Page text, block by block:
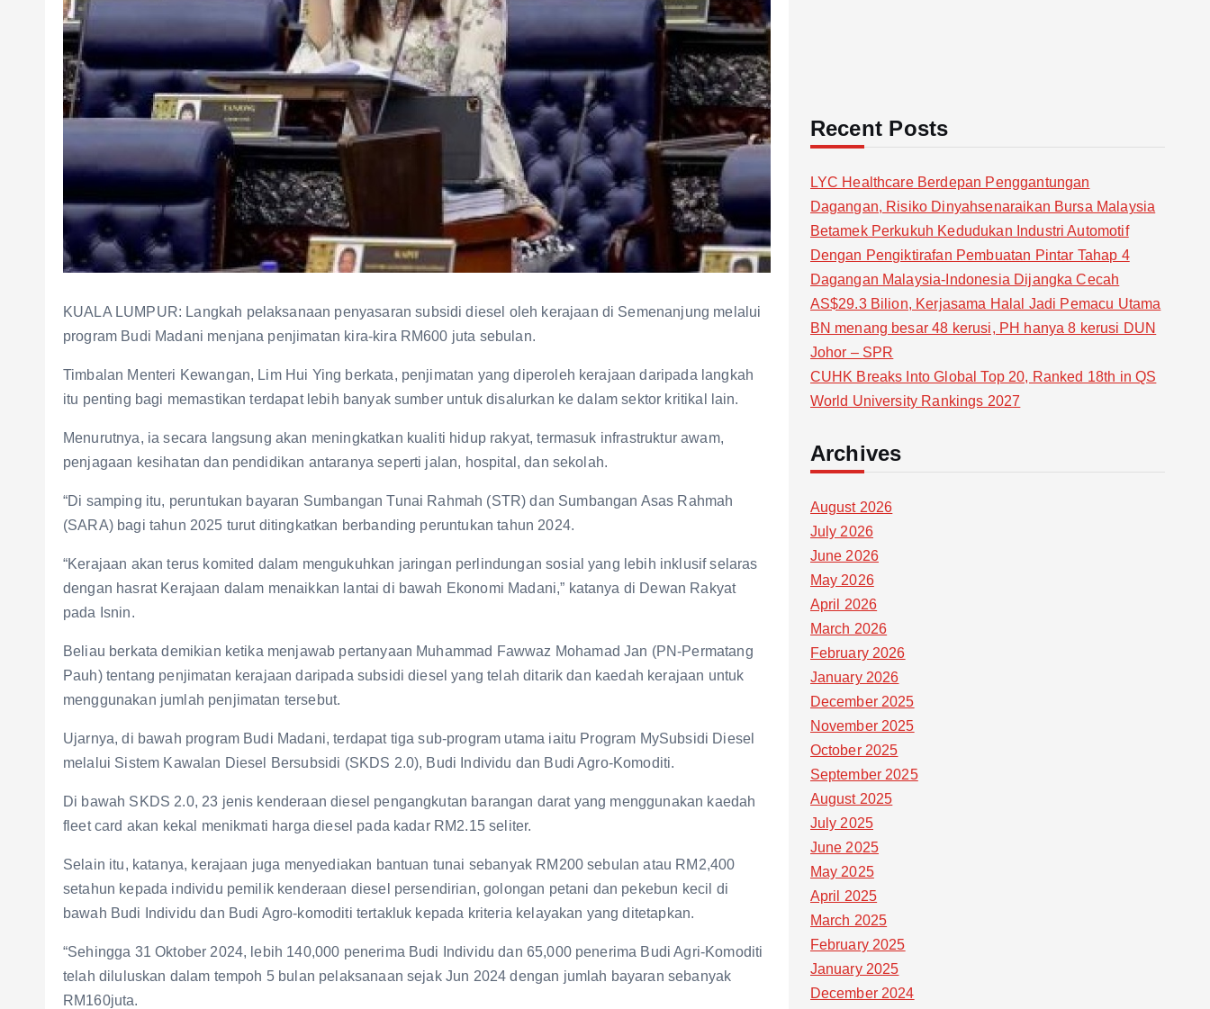
KUALA LUMPUR: Langkah pelaksanaan penyasaran subsidi diesel oleh kerajaan di Semenanjung melalui
program Budi Madani menjana penjimatan kira-kira RM600 juta sebulan.
Timbalan Menteri Kewangan, Lim Hui Ying berkata, penjimatan yang diperoleh kerajaan daripada langkah
itu penting bagi memastikan terdapat lebih banyak sumber untuk disalurkan ke dalam sektor kritikal lain.
Menurutnya, ia secara langsung akan meningkatkan kualiti hidup rakyat, termasuk infrastruktur awam,
penjagaan kesihatan dan pendidikan antaranya seperti jalan, hospital, dan sekolah.
“Di samping itu, peruntukan bayaran Sumbangan Tunai Rahmah (STR) dan Sumbangan Asas Rahmah
(SARA) bagi tahun 2025 turut ditingkatkan berbanding peruntukan tahun 2024.
“Kerajaan akan terus komited dalam mengukuhkan jaringan perlindungan sosial yang lebih inklusif selaras
dengan hasrat Kerajaan dalam menaikkan lantai di bawah Ekonomi Madani,” katanya di Dewan Rakyat
pada Isnin.
Beliau berkata demikian ketika menjawab pertanyaan Muhammad Fawwaz Mohamad Jan (PN-Permatang
Pauh) tentang penjimatan kerajaan daripada subsidi diesel yang telah ditarik dan kaedah kerajaan untuk
menggunakan jumlah penjimatan tersebut.
Ujarnya, di bawah program Budi Madani, terdapat tiga sub-program utama iaitu Program MySubsidi Diesel
melalui Sistem Kawalan Diesel Bersubsidi (SKDS 2.0), Budi Individu dan Budi Agro-Komoditi.
Di bawah SKDS 2.0, 23 jenis kenderaan diesel pengangkutan barangan darat yang menggunakan kaedah
fleet card akan kekal menikmati harga diesel pada kadar RM2.15 seliter.
Selain itu, katanya, kerajaan juga menyediakan bantuan tunai sebanyak RM200 sebulan atau RM2,400
setahun kepada individu pemilik kenderaan diesel persendirian, golongan petani dan pekebun kecil di
bawah Budi Individu dan Budi Agro-komoditi tertakluk kepada kriteria kelayakan yang ditetapkan.
“Sehingga 31 Oktober 2024, lebih 140,000 penerima Budi Individu dan 65,000 penerima Budi Agri-Komoditi
telah diluluskan dalam tempoh 5 bulan pelaksanaan sejak Jun 2024 dengan jumlah bayaran sebanyak
RM160juta.
Recent Posts
LYC Healthcare Berdepan Penggantungan
Dagangan, Risiko Dinyahsenaraikan Bursa Malaysia
Betamek Perkukuh Kedudukan Industri Automotif
Dengan Pengiktirafan Pembuatan Pintar Tahap 4
Dagangan Malaysia-Indonesia Dijangka Cecah
AS$29.3 Bilion, Kerjasama Halal Jadi Pemacu Utama
BN menang besar 48 kerusi, PH hanya 8 kerusi DUN
Johor – SPR
CUHK Breaks Into Global Top 20, Ranked 18th in QS
World University Rankings 2027
Archives
August 2026
July 2026
June 2026
May 2026
April 2026
March 2026
February 2026
January 2026
December 2025
November 2025
October 2025
September 2025
August 2025
July 2025
June 2025
May 2025
April 2025
March 2025
February 2025
January 2025
December 2024